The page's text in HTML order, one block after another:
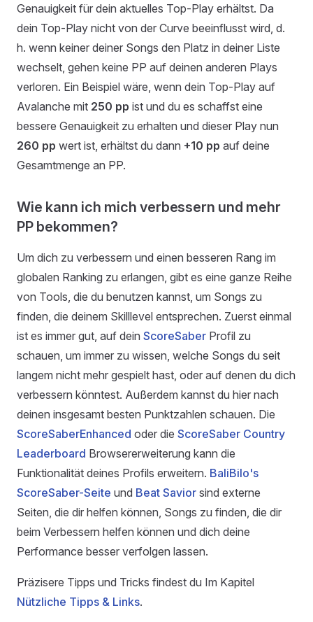
Genauigkeit für dein aktuelles Top-Play erhältst. Da
dein Top-Play nicht von der Curve beeinflusst wird, d.
h. wenn keiner deiner Songs den Platz in deiner Liste
wechselt, gehen keine PP auf deinen anderen Plays
verloren. Ein Beispiel wäre, wenn dein Top-Play auf
Avalanche mit 250 pp ist und du es schaffst eine
bessere Genauigkeit zu erhalten und dieser Play nun
260 pp wert ist, erhältst du dann +10 pp auf deine
Gesamtmenge an PP.
Wie kann ich mich verbessern und mehr
PP bekommen?
Um dich zu verbessern und einen besseren Rang im
globalen Ranking zu erlangen, gibt es eine ganze Reihe
von Tools, die du benutzen kannst, um Songs zu
finden, die deinem Skilllevel entsprechen. Zuerst einmal
ist es immer gut, auf dein ScoreSaber Profil zu
schauen, um immer zu wissen, welche Songs du seit
langem nicht mehr gespielt hast, oder auf denen du dich
verbessern könntest. Außerdem kannst du hier nach
deinen insgesamt besten Punktzahlen schauen. Die
ScoreSaberEnhanced oder die ScoreSaber Country
Leaderboard Browsererweiterung kann die
Funktionalität deines Profils erweitern. BaliBilo's
ScoreSaber-Seite und Beat Savior sind externe
Seiten, die dir helfen können, Songs zu finden, die dir
beim Verbessern helfen können und dich deine
Performance besser verfolgen lassen.
Präzisere Tipps und Tricks findest du Im Kapitel
Nützliche Tipps & Links.